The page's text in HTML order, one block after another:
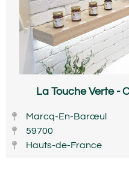
La Touche Verte -
Marcq-En-Barœul
59700
Hauts-de-France